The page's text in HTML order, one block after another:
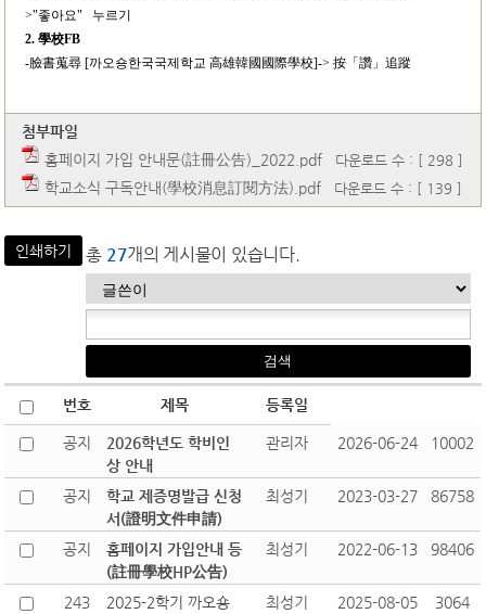
>"좋아요" 누르기
2.學校FB
-臉書蒐尋 [까오숑한국국제학교 高雄韓國國際學校]-> 按「讚」追蹤
첨부파일
홈페이지 가입 안내문(註冊公告)_2022.pdf 다운로드 수 : [ 298 ]
학교소식 구독안내(學校消息訂閱方法).pdf 다운로드 수 : [ 139 ]
인쇄하기 총 27개의 게시물이 있습니다.
번호 제목 등록일
공지
2026학년도 학비인
상 안내
관리자 2026-06-24 10002
공지
학교 제증명발급 신청
서(證明文件申請)
최성기 2023-03-27 86758
공지
홈페이지 가입안내 등
(註冊學校HP公告)
최성기 2022-06-13 98406
243
2025-2학기 까오숑
최성기 2025-08-05 3064